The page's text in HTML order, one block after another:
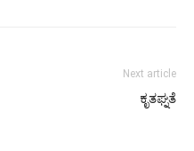
Next article
ಕೃತಘ್ನತೆ